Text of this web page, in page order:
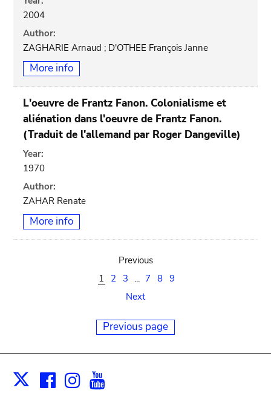
2004
Author:
ZAGHARIE Arnaud ; D'OTHEE François Janne
More info
L'oeuvre de Frantz Fanon. Colonialisme et
aliénation dans l'oeuvre de Frantz Fanon.
(Traduit de l'allemand par Roger Dangeville)
Year:
1970
Author:
ZAHAR Renate
More info
Previous
1
2 3 ... 7 8 9
Next
Previous page
X Facebook
Instagram